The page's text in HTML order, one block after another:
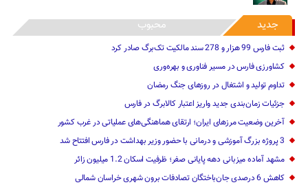
جدید محبوب
ثبت فارس 99 هزار و 278 سند مالکیت تک‌برگ صادر کرد
کشاورزی فارس در مسیر فناوری و بهره‌وری
تداوم تولید و اشتغال در روزهای جنگ رمضان
جزئیات زمان‌بندی جدید واریز اعتبار کالابرگ در فارس
آخرین وضعیت مرزهای ایران؛ ارتقای هماهنگی‌های عملیاتی در غرب کشور
3 پروژه بزرگ آموزشی و درمانی با حضور وزیر بهداشت در فارس افتتاح شد
مشهد آماده میزبانی دهه پایانی صفر؛ ظرفیت اسکان 1.2 میلیون زائر
کاهش 6 درصدی جان‌باختگان تصادفات برون شهری خراسان شمالی